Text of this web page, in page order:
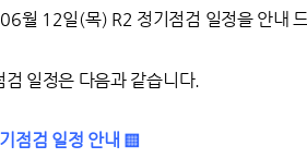
월 12일(목) R2 정기점검 일정을 안내
검 일정은 다음과 같습니다.
점검 일정 안내 ▒